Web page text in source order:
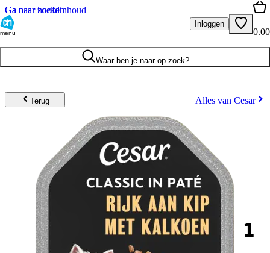
Ga naar hoofdinhoud
Ga naar zoeken
menu
Inloggen
0.00
Waar ben je naar op zoek?
Terug Alles van Cesar
1